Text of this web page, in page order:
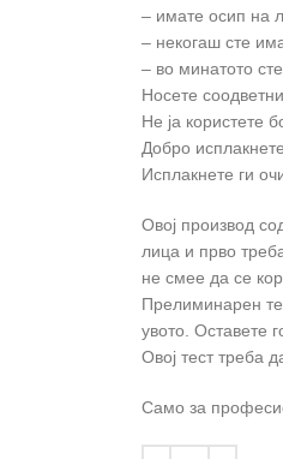
– имате осип на
– некогаш сте
– во минатото
Носете
Не ја користете
Добро
Исплакнете ги
Овој производ
лица и прво
не смее да се
Прелиминарен
увото. Оставете
Овој тест треба
Само за